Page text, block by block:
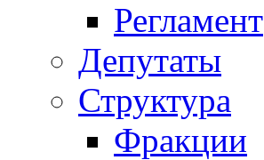
Регламент
Депутаты
Структура
Фракции